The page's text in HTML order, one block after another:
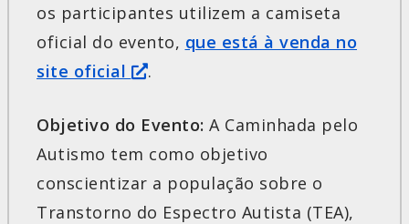
os participantes utilizem a camiseta
oficial do evento, que está à venda no
site oficial
.
Objetivo do Evento: A Caminhada pelo
Autismo tem como objetivo
conscientizar a população sobre o
Transtorno do Espectro Autista (TEA),